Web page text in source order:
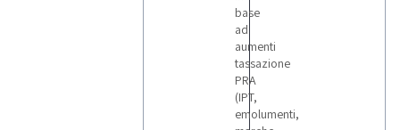
base
ad
aumenti
tassazione
PRA
(IPT,
emolumenti,